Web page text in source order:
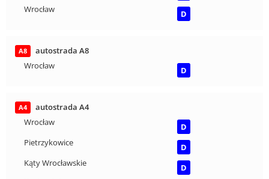
Wrocław
D
A8
autostrada A8
Wrocław
D
A4
autostrada A4
Wrocław
D
Pietrzykowice
D
Kąty Wrocławskie
D